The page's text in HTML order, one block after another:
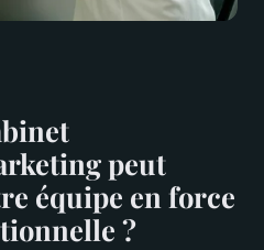
peut
équipe en force
?